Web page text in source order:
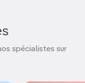
spécialistes sur